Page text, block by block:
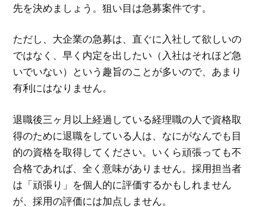
先を決めましょう。狙い目は急募案件です。
ただし、大企業の急募は、直ぐに入社して欲しいの
ではなく、早く内定を出したい（入社はそれほど急
いでいない）という趣旨のことが多いので、あまり
有利にはなりません。
退職後三ヶ月以上経過している経理職の人で資格取
得のために退職をしている人は、なにがなんでも目
的の資格を取得してください。いくら頑張っても不
合格であれば、全く意味がありません。採用担当者
は「頑張り」を個人的に評価するかもしれません
が、採用の評価には加点しません。